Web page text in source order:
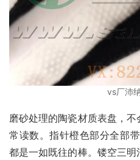
vs厂沛
磨砂处理的陶瓷材质表盘，
常读数。指针橙色部分全部
都是一如既往的棒。镂空三